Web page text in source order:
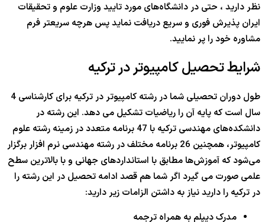
نظر دارید ، حتی در دانشگاه‌های مورد تایید وزارت علوم و تحقیقات
ایران پذیرش فوری و سریع دریافت نماید پس هرچه سریعتر فرم
مشاوره خود را پر نمایید.
شرایط تحصیل کامپیوتر در ترکیه
طول دوران تحصیلی شما در رشته کامپیوتر در ترکیه برای کارشناسی 4
سال است که پایه آن را ریاضیات تشکیل می دهد. این رشته در
دانشکده‌های مهندسی ترکیه با 47 برنامه متعدد در زمینه رشته علوم
کامپیوتر، همچنین 26 برنامه مختلف در رشته مهندسی نرم افزار برگزار
می‌شود که آموزش‌ها مطابق با استانداردهای جهانی و با بالاترین سطح
علمی صورت می گیرد اگر شما هم قصد ادامه تحصیل در این رشته را
در ترکیه را دارید نیاز به داشتن الزامات زیر دارید:
مدرک دیپلم به همراه ترجمه